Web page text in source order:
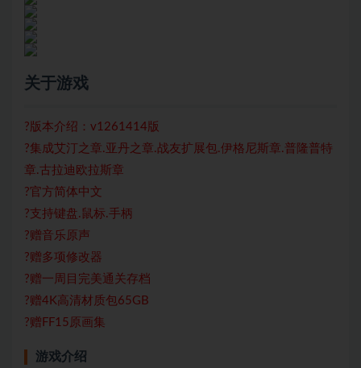
关于游戏
?版本介绍：v1261414版
?集成艾汀之章.亚丹之章.战友扩展包.伊格尼斯章.普隆普特
章.古拉迪欧拉斯章
?官方简体中文
?支持键盘.鼠标.手柄
?赠音乐原声
?赠多项修改器
?赠一周目完美通关存档
?赠4K高清材质包65GB
?赠FF15原画集
游戏介绍